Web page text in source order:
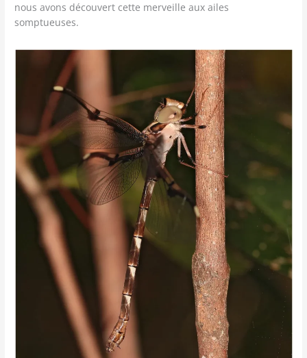
nous avons découvert cette merveille aux ailes
somptueuses.